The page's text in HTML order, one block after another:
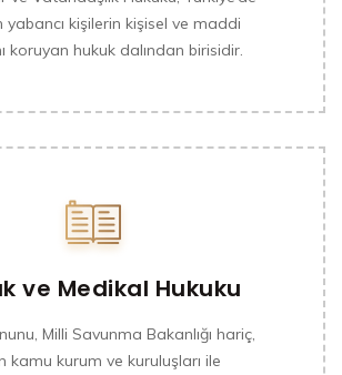
yabancı kişilerin kişisel ve maddi
koruyan hukuk dalından birisidir.
ve Medikal Hukuku
Milli Savunma Bakanlığı hariç,
kamu kurum ve kuruluşları ile